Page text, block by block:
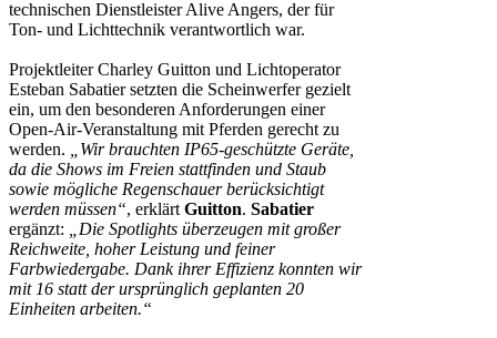
technischen Dienstleister Alive Angers, der für
Ton- und Lichttechnik verantwortlich war.
Projektleiter Charley Guitton und Lichtoperator
Esteban Sabatier setzten die Scheinwerfer gezielt
ein, um den besonderen Anforderungen einer
Open-Air-Veranstaltung mit Pferden gerecht zu
werden.
„Wir brauchten IP65-geschützte Geräte,
da die Shows im Freien stattfinden und Staub
sowie mögliche Regenschauer berücksichtigt
werden müssen“, erklärt Guitton. Sabatier
ergänzt:
„Die Spotlights überzeugen mit großer
Reichweite, hoher Leistung und feiner
Farbwiedergabe. Dank ihrer Effizienz konnten wir
mit 16 statt der ursprünglich geplanten 20
Einheiten arbeiten.“